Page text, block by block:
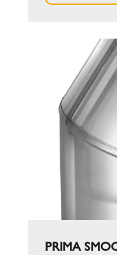
PRIMA